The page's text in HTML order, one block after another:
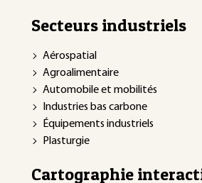
Secteurs industriels
Aérospatial
Agroalimentaire
Automobile et mobilités
Industries bas carbone
Équipements industriels
Plasturgie
Cartographie